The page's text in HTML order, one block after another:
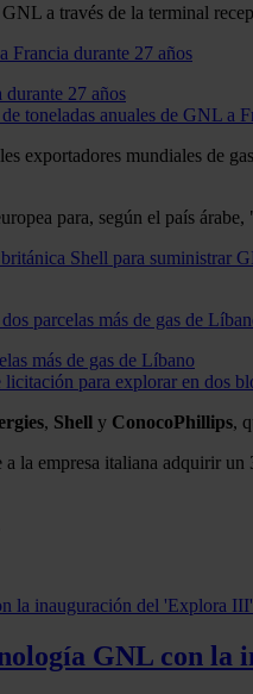
a través de la terminal
27 años
toneladas anuales de GNL a
exportadores mundiales de
para, según el país
Shell para suministrar
más de gas de Líbano
para explorar en dos
, Shell y ConocoPhillips,
empresa italiana adquirir
GNL con